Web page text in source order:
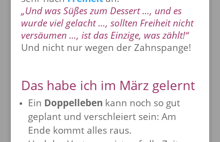
„Und was Süßes zum Dessert …, und es
wurde viel gelacht …, sollten Freiheit nicht
versäumen …, ist das Einzige, was zählt!“
Und nicht nur wegen der Zahnspange!
Das habe ich im März gelernt
Ein Doppelleben kann noch so gut
geplant und verschleiert sein: Am
Ende kommt alles raus.